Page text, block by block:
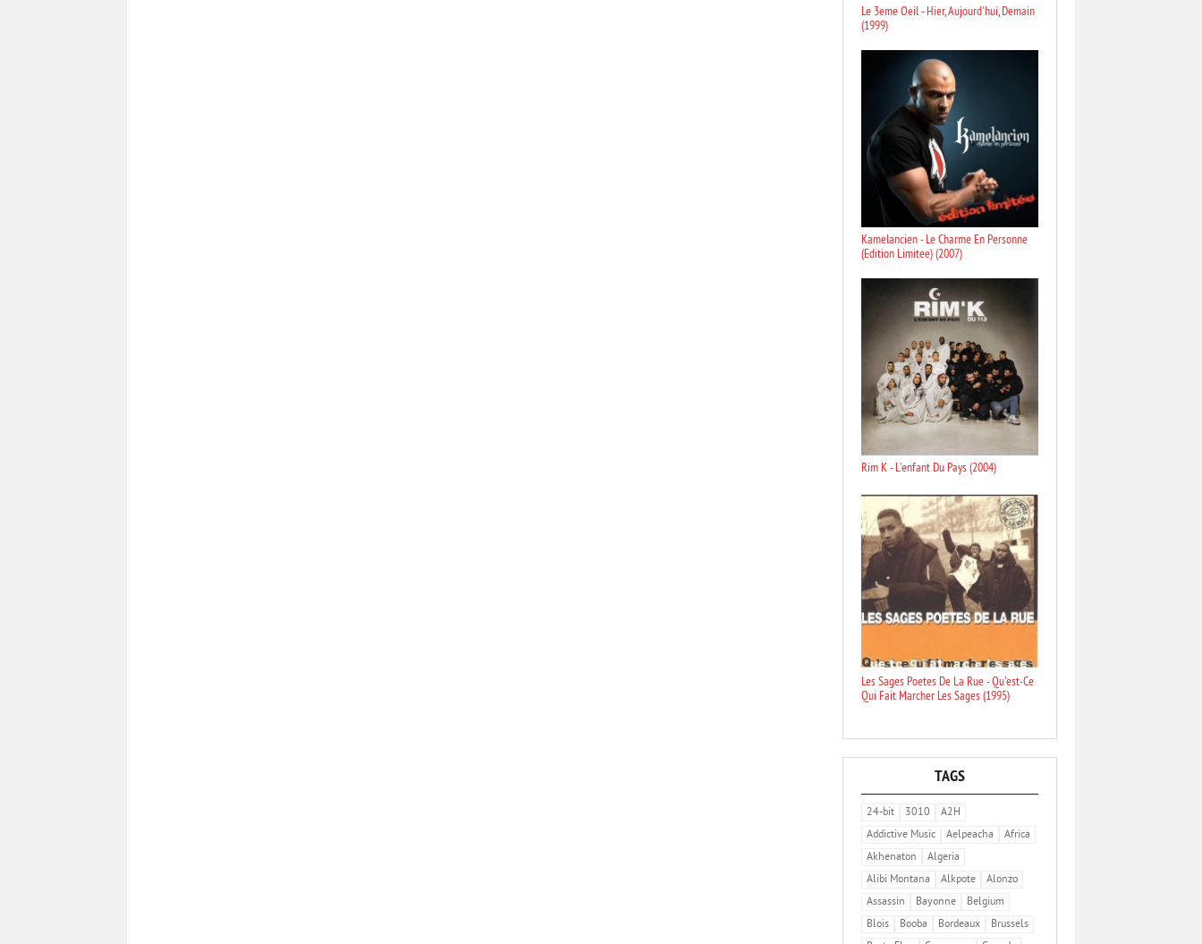
Le 3eme Oeil - Hier, Aujourd'hui, Demain
(1999)
Kamelancien - Le Charme En Personne
(Edition Limitee) (2007)
Rim K - L'enfant Du Pays (2004)
Les Sages Poetes De La Rue - Qu'est-Ce
Qui Fait Marcher Les Sages (1995)
TAGS
24-bit 3010
A2H
Addictive Music
Aelpeacha
Africa
Akhenaton
Algeria
Alibi Montana
Alkpote
Alonzo
Assassin
Bayonne
Belgium
Blois
Booba Bordeaux
Brussels